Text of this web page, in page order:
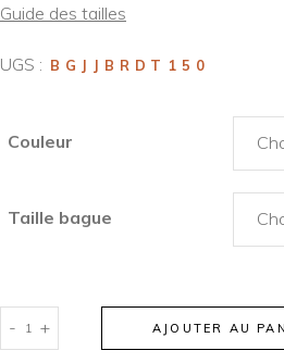
Guide des tailles
UGS : BGJJBRDT150
Couleur
Taille bague
- + AJOUTER AU